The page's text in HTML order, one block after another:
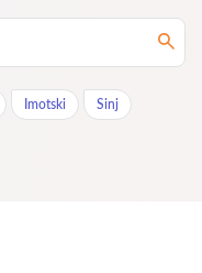
Imotski Sinj